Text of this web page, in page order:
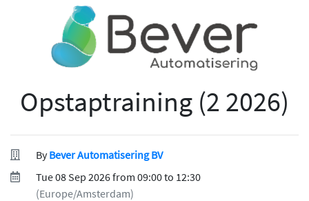
Opstaptraining (2 2026)
ByBever Automatisering BV
Tue 08 Sep 2026 from 09:00 to 12:30
(Europe/Amsterdam)